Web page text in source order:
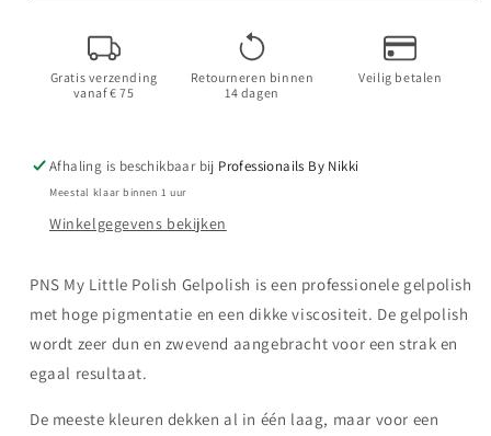
Choco
Rose
Gratis verzending
vanaf € 75
Retourneren binnen
14 dagen
Veilig betalen
Afhaling is beschikbaar bij Professionails By Nikki
Meestal klaar binnen 1 uur
Winkelgegevens bekijken
PNS My Little Polish Gelpolish is een professionele gelpolish
met hoge pigmentatie en een dikke viscositeit. De gelpolish
wordt zeer dun en zwevend aangebracht voor een strak en
egaal resultaat.
De meeste kleuren dekken al in één laag, maar voor een